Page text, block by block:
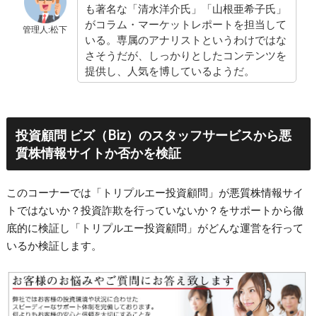
管理人:松下
も著名な「清水洋介氏」「山根亜希子氏」
がコラム・マーケットレポートを担当して
いる。専属のアナリストというわけではな
さそうだが、しっかりとしたコンテンツを
提供し、人気を博しているようだ。
投資顧問 ビズ（Biz）のスタッフサービスから悪
質株情報サイトか否かを検証
このコーナーでは「トリプルエー投資顧問」が悪質株情報サイ
トではないか？投資詐欺を行っていないか？をサポートから徹
底的に検証し「トリプルエー投資顧問」がどんな運営を行って
いるか検証します。